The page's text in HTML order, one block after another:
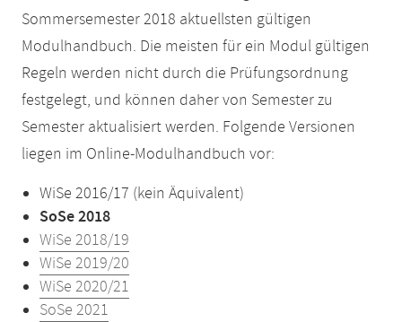
Sommersemester 2018 aktuellsten gültigen
Modulhandbuch. Die meisten für ein Modul gültigen
Regeln werden nicht durch die Prüfungsordnung
festgelegt, und können daher von Semester zu
Semester aktualisiert werden. Folgende Versionen
liegen im Online-Modulhandbuch vor:
WiSe 2016/17 (kein Äquivalent)
SoSe 2018
WiSe 2018/19
WiSe 2019/20
WiSe 2020/21
SoSe 2021